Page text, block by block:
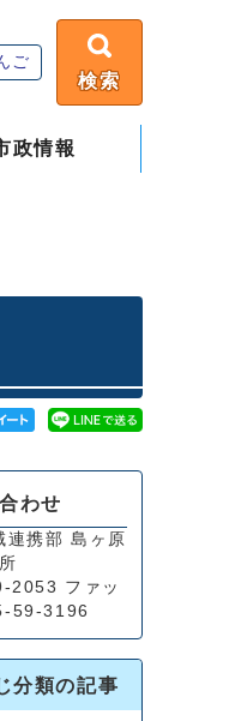
ご
検索
政情報
わせ
連携部 島ヶ原
2053 ファッ
59-3196
分類の記事